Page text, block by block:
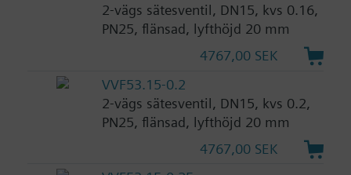
2-vägs sätesventil, DN15, kvs 0.16,
PN25, flänsad, lyfthöjd 20 mm
4767,00 SEK
VVF53.15-0.2
2-vägs sätesventil, DN15, kvs 0.2,
PN25, flänsad, lyfthöjd 20 mm
4767,00 SEK